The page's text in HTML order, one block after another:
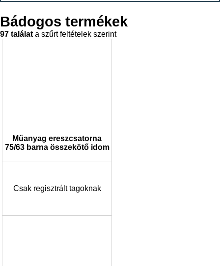
HORGANYZOTT ÉPÜLETBÁDOGOS TERMÉKEK (11)
Bádogos termékek
97 találat a szűrt feltételek szerint
Műanyag ereszcsatorna
75/63 barna összekötő idom
Csak regisztrált tagoknak